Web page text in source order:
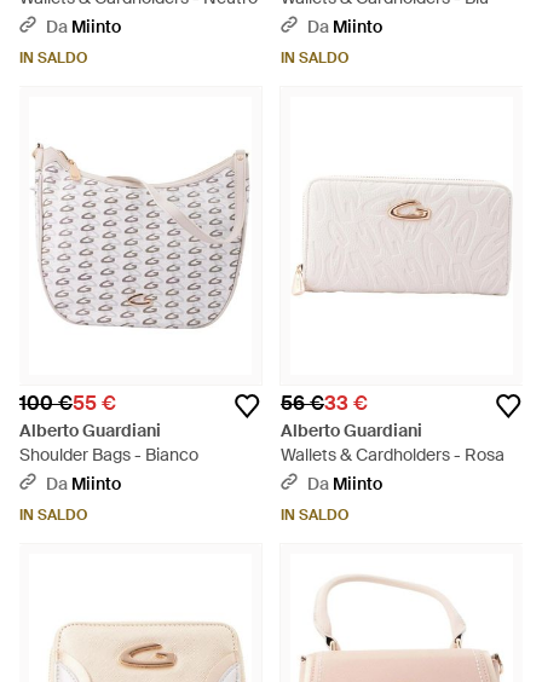
Da Miinto
IN SALDO
Da Miinto
IN SALDO
100 €55 €
Alberto Guardiani
Shoulder Bags - Bianco
Da Miinto
IN SALDO
56 €33 €
Alberto Guardiani
Wallets & Cardholders - Rosa
Da Miinto
IN SALDO